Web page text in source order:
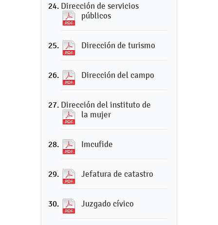
Dirección de servicios
públicos
Dirección de turismo
Dirección del campo
Dirección del instituto de
la mujer
Imcufide
Jefatura de catastro
Juzgado cívico